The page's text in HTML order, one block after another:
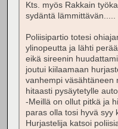
Kts. myös Rakkain
sydäntä lämmittävän.....
Poliisipartio totesi
ylinopeutta ja lähti
eikä sireenin
joutui kiilaamaan
vanhempi väsähtäneen
hitaasti pysäytetylle
-Meillä on ollut pitkä ja
paras olla tosi hyvä syy
Hurjastelija katsoi